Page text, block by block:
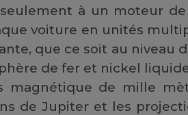
à un moteur
voiture en unités
que ce soit au niveau
de fer et nickel
magnétique de mille
de Jupiter et les